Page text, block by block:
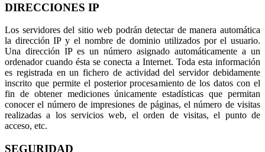
DIRECCIONES IP
Los servidores del sitio web podrán detectar de manera automática
la dirección IP y el nombre de dominio utilizados por el usuario.
Una dirección IP es un número asignado automáticamente a un
ordenador cuando ésta se conecta a Internet. Toda esta información
es registrada en un fichero de actividad del servidor debidamente
inscrito que permite el posterior procesamiento de los datos con el
fin de obtener mediciones únicamente estadísticas que permitan
conocer el número de impresiones de páginas, el número de visitas
realizadas a los servicios web, el orden de visitas, el punto de
acceso, etc.
SEGURIDAD